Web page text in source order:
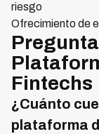
riesgo
Ofrecimiento de
Fintechs
¿Cuánto
plataforma